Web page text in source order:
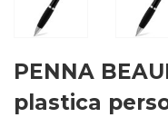
PENNA
plastica